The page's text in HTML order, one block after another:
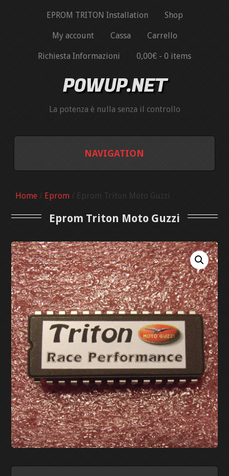
EPROM TRITON Installation Shop
My account Cassa Carrello
Richiesta Informazioni 0,00€ - 0 items
POWUP.NET
La potenza è nulla senza il controllo
NAVIGATION
RICAMBI
APRILIA
BMW
DUCATI
GUZZI
MV
MY ACCOUNT
CASSA
CARRELLO
RICHIESTA
INFORMAZIONI
Home / Eprom / Eprom Triton Moto Guzzi
Eprom Triton Moto Guzzi